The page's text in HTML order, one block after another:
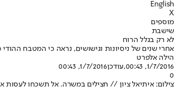
English
X
מוספים
שישבת
לא רק בגלל הרוח
אחרי שנים של ניסיונות וגישושים, נראה כי המטבח
הילה אלפרט
1/7/2016, 00:43
,עודכן1/7/2016, 00:43
0
צילום: איתיאל ציון // חצילים במשרה. אל תשכחו לעסות